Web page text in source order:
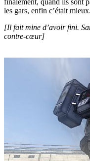
les gars, enfin c’était mieux.
[Il fait mine d’avoir fini.
contre-cœur]